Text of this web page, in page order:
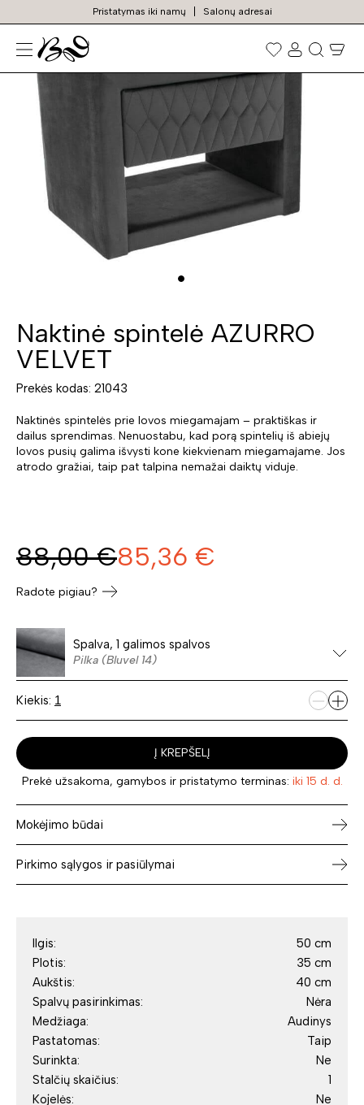
Pristatymas iki namų Salonų adresai
Prekių
paieška
N
Naktinė spintelė AZURRO
VELVET
Prekės kodas: 21043
Naktinės spintelės prie lovos miegamajam – praktiškas ir
dailus sprendimas. Nenuostabu, kad porą spintelių iš abiejų
lovos pusių galima išvysti kone kiekvienam miegamajame. Jos
atrodo gražiai, taip pat talpina nemažai daiktų viduje.
88,00 €85,36 €
Radote pigiau?
Spalva, 1 galimos spalvos
Pilka (Bluvel 14)
Kiekis:
Į KREPŠELĮ
Prekė užsakoma, gamybos ir pristatymo terminas: iki 15 d. d.
Mokėjimo būdai
Pirkimo sąlygos ir pasiūlymai
Ilgis:
50 cm
Plotis:
35 cm
Aukštis:
40 cm
Spalvų pasirinkimas:
Nėra
Medžiaga:
Audinys
Pastatomas:
Taip
Surinkta:
Ne
Stalčių skaičius:
1
Kojelės:
Ne